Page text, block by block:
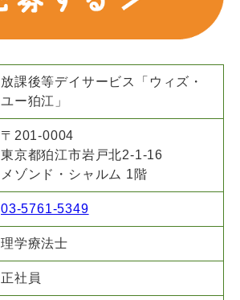
放課後等デイサービス「ウィズ・
ユー狛江」
〒201-0004
東京都狛江市岩戸北2-1-16
メゾンド・シャルム 1階
03-5761-5349
理学療法士
正社員